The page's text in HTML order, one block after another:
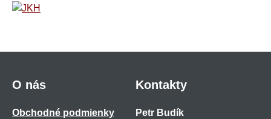
O nás
Obchodné podmienky
Kontakty
Petr Budík